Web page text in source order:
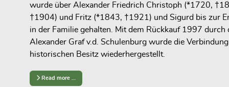
wurde über Alexander Friedrich Christoph (*1720,
†1904) und Fritz (*1843, †1921) und Sigurd bis zur
in der Familie gehalten. Mit dem Rückkauf 1997 durch
Alexander Graf v.d. Schulenburg wurde die
historischen Besitz wiederhergestellt.
Read more …